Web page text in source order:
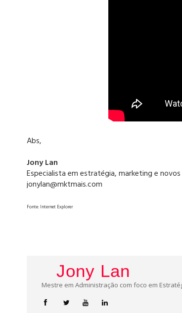
Abs,
Jony Lan
Especialista em estratégia, marketing e
jonylan@mktmais.com
Fonte: Internet Explorer
Jony Lan
Mestre em Administração com foco em